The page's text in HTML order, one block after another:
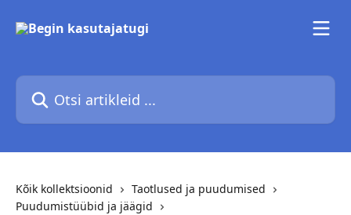
Otsi artikleid ...
Kõik kollektsioonid
Taotlused ja puudumised
Puudumistüübid ja jäägid